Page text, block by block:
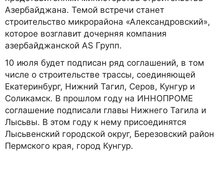
Азербайджана. Темой встречи станет
строительство микрорайона «Александровский»,
которое возглавит дочерняя компания
азербайджанской AS Групп.
10 июля будет подписан ряд соглашений, в том
числе о строительстве трассы, соединяющей
Екатеринбург, Нижний Тагил, Серов, Кунгур и
Соликамск. В прошлом году на ИННОПРОМЕ
соглашение подписали главы Нижнего Тагила и
Лысьвы. В этом году к нему присоединятся
Лысьвенский городской округ, Березовский район
Пермского края, город Кунгур.